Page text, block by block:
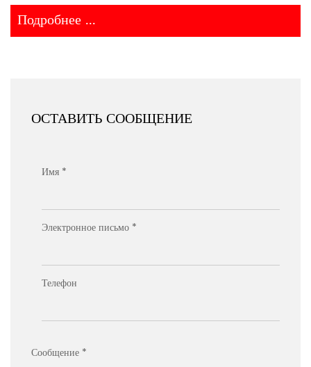
Подробнее ...
ОСТАВИТЬ СООБЩЕНИЕ
Имя *
Электронное письмо *
Телефон
Сообщение *